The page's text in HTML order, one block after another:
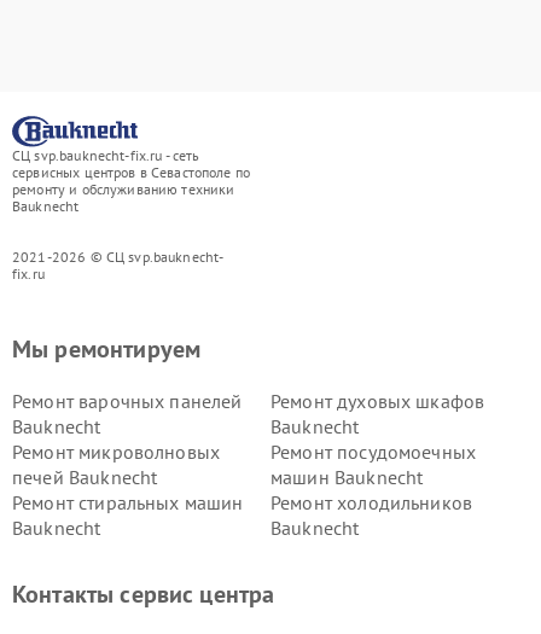
СЦ svp.bauknecht-fix.ru - сеть
сервисных центров в Севастополе по
ремонту и обслуживанию техники
Bauknecht
2021-2026 © СЦ svp.bauknecht-
fix.ru
Мы ремонтируем
Ремонт варочных панелей
Bauknecht
Ремонт духовых шкафов
Bauknecht
Ремонт микроволновых
печей Bauknecht
Ремонт посудомоечных
машин Bauknecht
Ремонт стиральных машин
Bauknecht
Ремонт холодильников
Bauknecht
Контакты сервис центра